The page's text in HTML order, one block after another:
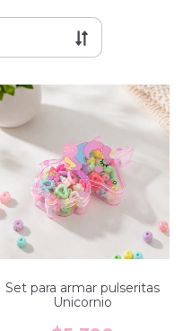
Set para armar pulseritas
Unicornio